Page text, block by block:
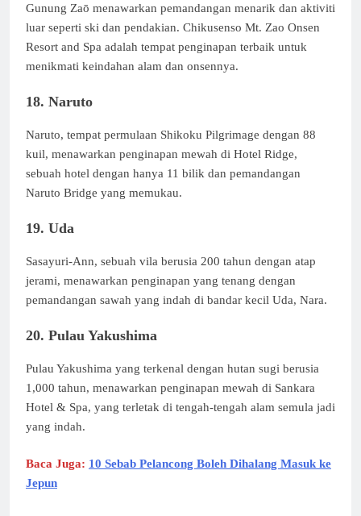
Gunung Zaō menawarkan pemandangan menarik dan aktiviti
luar seperti ski dan pendakian. Chikusenso Mt. Zao Onsen
Resort and Spa adalah tempat penginapan terbaik untuk
menikmati keindahan alam dan onsennya.
18. Naruto
Naruto, tempat permulaan Shikoku Pilgrimage dengan 88
kuil, menawarkan penginapan mewah di Hotel Ridge,
sebuah hotel dengan hanya 11 bilik dan pemandangan
Naruto Bridge yang memukau.
19. Uda
Sasayuri-Ann, sebuah vila berusia 200 tahun dengan atap
jerami, menawarkan penginapan yang tenang dengan
pemandangan sawah yang indah di bandar kecil Uda, Nara.
20. Pulau Yakushima
Pulau Yakushima yang terkenal dengan hutan sugi berusia
1,000 tahun, menawarkan penginapan mewah di Sankara
Hotel & Spa, yang terletak di tengah-tengah alam semula jadi
yang indah.
Baca Juga: 10 Sebab Pelancong Boleh Dihalang Masuk ke
Jepun